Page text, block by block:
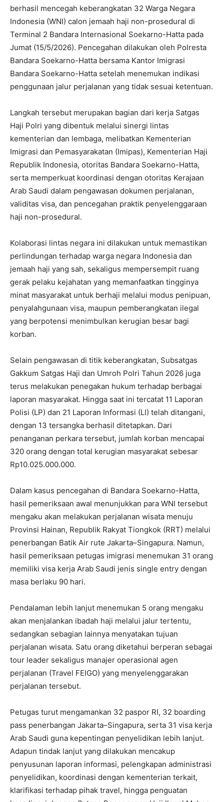
berhasil mencegah keberangkatan 32 Warga Negara
Indonesia (WNI) calon jemaah haji non-prosedural di
Terminal 2 Bandara Internasional Soekarno-Hatta pada
Jumat (15/5/2026). Pencegahan dilakukan oleh Polresta
Bandara Soekarno-Hatta bersama Kantor Imigrasi
Bandara Soekarno-Hatta setelah menemukan indikasi
penggunaan jalur perjalanan yang tidak sesuai ketentuan.
Langkah tersebut merupakan bagian dari kerja Satgas
Haji Polri yang dibentuk melalui sinergi lintas
kementerian dan lembaga, melibatkan Kementerian
Imigrasi dan Pemasyarakatan (Imipas), Kementerian Haji
Republik Indonesia, otoritas Bandara Soekarno-Hatta,
serta memperkuat koordinasi dengan otoritas Kerajaan
Arab Saudi dalam pengawasan dokumen perjalanan,
validitas visa, dan pencegahan praktik penyelenggaraan
haji non-prosedural.
Kolaborasi lintas negara ini dilakukan untuk memastikan
perlindungan terhadap warga negara Indonesia dan
jemaah haji yang sah, sekaligus mempersempit ruang
gerak pelaku kejahatan yang memanfaatkan tingginya
minat masyarakat untuk berhaji melalui modus penipuan,
penyalahgunaan visa, maupun pemberangkatan ilegal
yang berpotensi menimbulkan kerugian besar bagi
korban.
Selain pengawasan di titik keberangkatan, Subsatgas
Gakkum Satgas Haji dan Umroh Polri Tahun 2026 juga
terus melakukan penegakan hukum terhadap berbagai
laporan masyarakat. Hingga saat ini tercatat 11 Laporan
Polisi (LP) dan 21 Laporan Informasi (LI) telah ditangani,
dengan 13 tersangka berhasil ditetapkan. Dari
penanganan perkara tersebut, jumlah korban mencapai
320 orang dengan total kerugian masyarakat sebesar
Rp10.025.000.000.
Dalam kasus pencegahan di Bandara Soekarno-Hatta,
hasil pemeriksaan awal menunjukkan para WNI tersebut
mengaku akan melakukan perjalanan wisata menuju
Provinsi Hainan, Republik Rakyat Tiongkok (RRT) melalui
penerbangan Batik Air rute Jakarta–Singapura. Namun,
hasil pemeriksaan petugas imigrasi menemukan 31 orang
memiliki visa kerja Arab Saudi jenis single entry dengan
masa berlaku 90 hari.
Pendalaman lebih lanjut menemukan 5 orang mengaku
akan menjalankan ibadah haji melalui jalur tertentu,
sedangkan sebagian lainnya menyatakan tujuan
perjalanan wisata. Satu orang diketahui berperan sebagai
tour leader sekaligus manajer operasional agen
perjalanan (Travel FEIGO) yang menyelenggarakan
perjalanan tersebut.
Petugas turut mengamankan 32 paspor RI, 32 boarding
pass penerbangan Jakarta–Singapura, serta 31 visa kerja
Arab Saudi guna kepentingan penyelidikan lebih lanjut.
Adapun tindak lanjut yang dilakukan mencakup
penyusunan laporan informasi, pelengkapan administrasi
penyelidikan, koordinasi dengan kementerian terkait,
klarifikasi terhadap pihak travel, hingga penguatan